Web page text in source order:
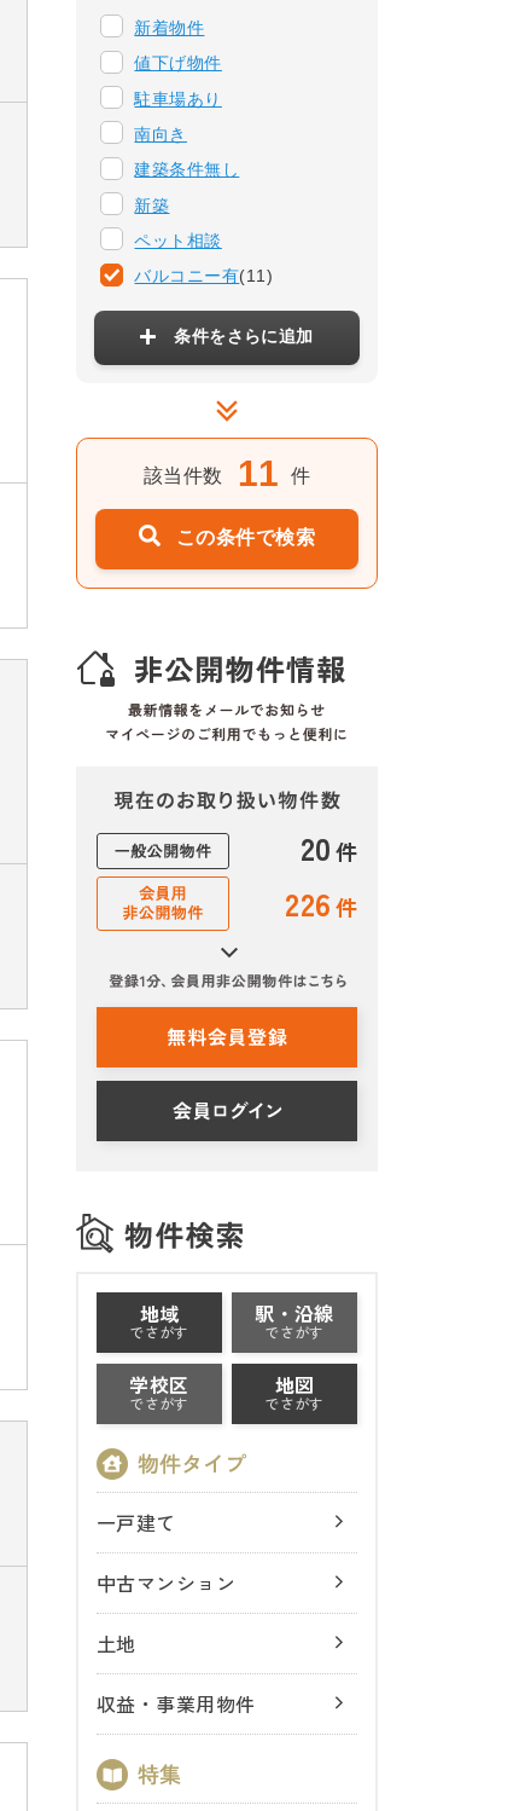
新着物件
値下げ物件
駐車場あり
南向き
建築条件無し
新築
ペット相談
バルコニー有(11)
条件をさらに追加
該当件数 11 件
この条件で検索
20件
226件
地域
でさがす
駅・沿線
でさがす
学校区
でさがす
地図
でさがす
一戸建て
中古マンション
土地
収益・事業用物件